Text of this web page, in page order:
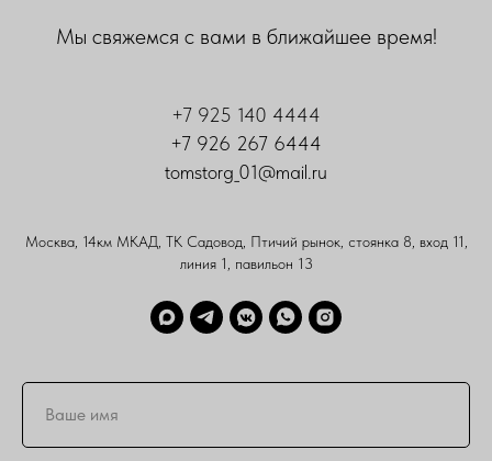
Мы свяжемся с вами в ближайшее время!
+7 925 140 4444
+7 926 267 6444
tomstorg_01@mail.ru
Москва, 14км МКАД, ТК Садовод, Птичий рынок, стоянка 8, вход 11,
линия 1, павильон 13